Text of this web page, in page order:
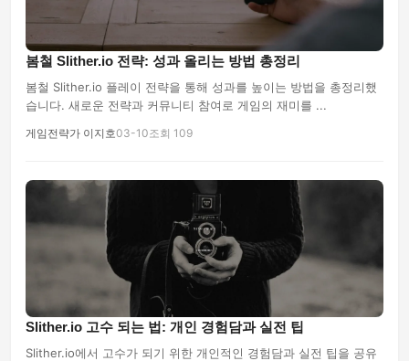
봄철 Slither.io 전략: 성과 올리는 방법 총정리
봄철 Slither.io 플레이 전략을 통해 성과를 높이는 방법을 총정리했
습니다. 새로운 전략과 커뮤니티 참여로 게임의 재미를 ...
게임전략가 이지호03-10조회 109
Slither.io 고수 되는 법: 개인 경험담과 실전 팁
Slither.io에서 고수가 되기 위한 개인적인 경험담과 실전 팁을 공유